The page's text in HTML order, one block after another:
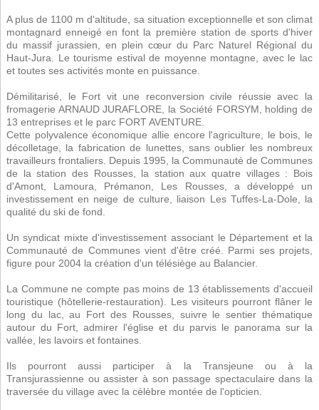
A plus de 1100 m d'altitude, sa situation exceptionnelle et son climat
montagnard enneigé en font la première station de sports d'hiver
du massif jurassien, en plein cœur du Parc Naturel Régional du
Haut-Jura. Le tourisme estival de moyenne montagne, avec le lac
et toutes ses activités monte en puissance.
Démilitarisé, le Fort vit une reconversion civile réussie avec la
fromagerie ARNAUD JURAFLORE, la Société FORSYM, holding de
13 entreprises et le parc FORT AVENTURE.
Cette polyvalence économique allie encore l'agriculture, le bois, le
décolletage, la fabrication de lunettes, sans oublier les nombreux
travailleurs frontaliers. Depuis 1995, la Communauté de Communes
de la station des Rousses, la station aux quatre villages : Bois
d'Amont, Lamoura, Prémanon, Les Rousses, a développé un
investissement en neige de culture, liaison Les Tuffes-La-Dole, la
qualité du ski de fond.
Un syndicat mixte d'investissement associant le Département et la
Communauté de Communes vient d'être créé. Parmi ses projets,
figure pour 2004 la création d'un télésiège au Balancier.
La Commune ne compte pas moins de 13 établissements d'accueil
touristique (hôtellerie-restauration). Les visiteurs pourront flâner le
long du lac, au Fort des Rousses, suivre le sentier thématique
autour du Fort, admirer l'église et du parvis le panorama sur la
vallée, les lavoirs et fontaines.
Ils pourront aussi participer à la Transjeune ou à la
Transjurassienne ou assister à son passage spectaculaire dans la
traversée du village avec la célèbre montée de l'opticien.